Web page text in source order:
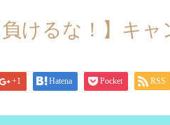
負けるな！】キ
+1 Hatena Pocket RSS